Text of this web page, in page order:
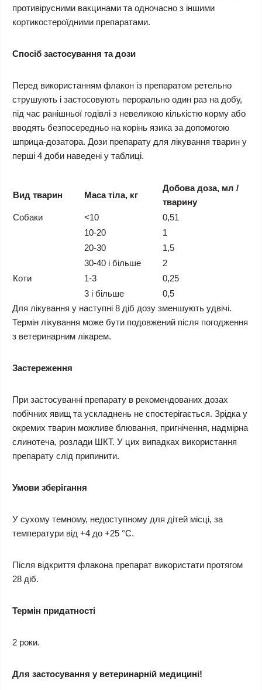
противірусними вакцинами та одночасно з іншими
кортикостероїдними препаратами.
Спосіб застосування та дози
Перед використанням флакон із препаратом ретельно
струшують і застосовують перорально один раз на добу,
під час ранішньої годівлі з невеликою кількістю корму або
вводять безпосередньо на корінь язика за допомогою
шприца-дозатора. Дози препарату для лікування тварин у
перші 4 доби наведені у таблиці.
Вид тварин Маса тіла, кг
Добова доза, мл /
тварину
Собаки
<10
0,51
10-20
1
20-30
1,5
30-40 і більше
2
Коти
1-3
0,25
3 і більше
0,5
Для лікування у наступні 8 діб дозу зменшують удвічі.
Термін лікування може бути подовжений після погодження
з ветеринарним лікарем.
Застереження
При застосуванні препарату в рекомендованих дозах
побічних явищ та ускладнень не спостерігається. Зрідка у
окремих тварин можливе блювання, пригнічення, надмірна
слинотеча, розлади ШКТ. У цих випадках використання
препарату слід припинити.
Умови зберігання
У сухому темному, недоступному для дітей місці, за
температури від +4 до +25 °С.
Після відкриття флакона препарат використати протягом
28 діб.
Термін придатності
2 роки.
Для застосування у ветеринарній медицині!